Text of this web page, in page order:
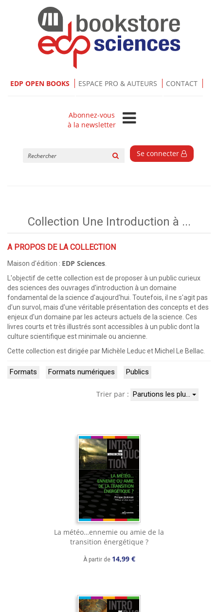
EDP OPEN BOOKS ESPACE PRO & AUTEURS CONTACT
Abonnez-vous
à la newsletter
Se connecter
Collection Une Introduction à ...
A PROPOS DE LA COLLECTION
Maison d'édition : EDP Sciences.
L'objectif de cette collection est de proposer à un public curieux
des sciences des ouvrages d'introduction à un domaine
fondamental de la science d'aujourd'hui. Toutefois, il ne s'agit pas
d'un survol, mais d'une véritable présentation des concepts et des
enjeux d'un domaine par les acteurs actuels de la science. Ces
livres courts et très illustrés sont accessibles à un public dont la
culture scientifique est minimale ou ancienne.
Cette collection est dirigée par Michèle Leduc et Michel Le Bellac.
Formats Formats numériques Publics
Trier par : Parutions les plu…
La météo…ennemie ou amie de la
transition énergétique ?
À partir de 14,99 €